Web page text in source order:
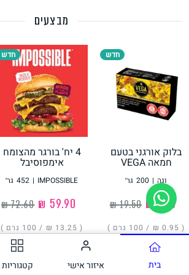
גבינות טבעוניות
מבצעים
חדש
בלוק אורגני בטעם
חמאה VEGA
200 גר׳ | וגה
‏19.50 ₪ ‏1.90 ₪
( ‏0.95 ₪ / 100 גרם )
חדש
4 יח' בורגר מהצומח
אימפוסיבל
452 גר׳ | IMPOSSIBLE
‏72.60 ₪
( ‏13.25 ₪ / 100 גרם )
בית איזור אישי קטגוריות